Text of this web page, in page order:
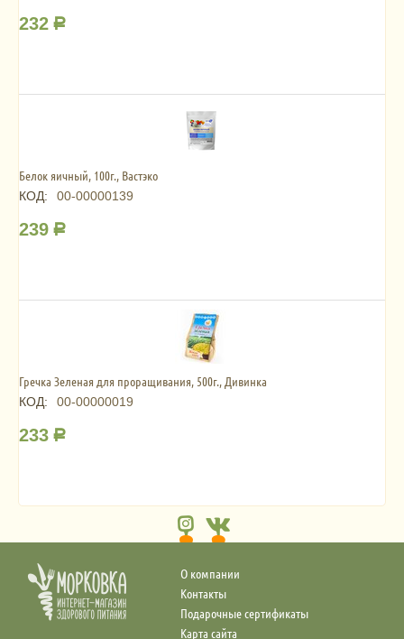
232 Р
Белок яичный, 100г., Вастэко
КОД: 00-00000139
239 Р
Гречка Зеленая для проращивания, 500г., Дивинка
КОД: 00-00000019
233 Р
О компании
Контакты
Подарочные сертификаты
Карта сайта